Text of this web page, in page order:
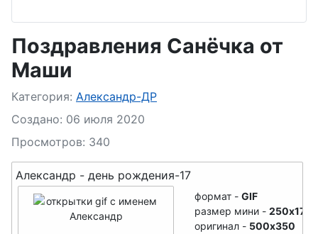
Артур- ДР
Афанасий- ДР
Ахмед- ДР
имя с буквы - Б
Бенедикт- ДР
Азиза- ДР
Амелия- ДР
Ангелина- ДР
Анжела- ДР
Поздравления Санёчка от
Маши
Подробности
Категория: Александр-ДР
Создано: 06 июля 2020
Просмотров: 340
Александр - день рождения-17
формат - GIF
размер мини - 250x175
оригинал - 500x350